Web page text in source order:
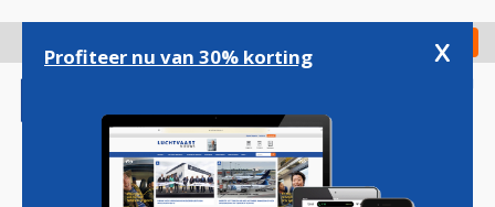
gaan
Check in
Profiteer nu van 30% korting x